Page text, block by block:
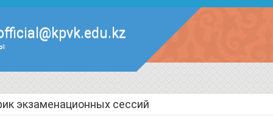
экзаменационных сессий